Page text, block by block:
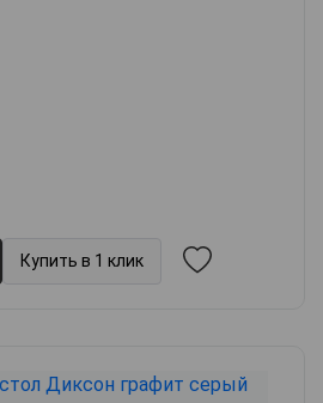
Купить в 1 клик